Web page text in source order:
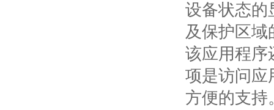
设备状态的
及保护区域
该应用程序
项是访问应
方便的支持